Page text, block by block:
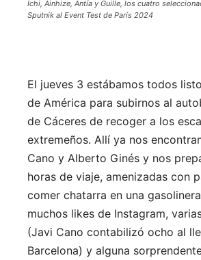
Ichi, Ainhize, Antía y Guille, los cuatro
Sputnik al Event Test de París 2024
El jueves 3 estábamos todos
de América para subirnos al
de Cáceres de recoger a los
extremeños. Allí ya nos
Cano y Alberto Ginés y nos
horas de viaje, amenizadas con
comer chatarra en una
muchos likes de Instagram,
(Javi Cano contabilizó ocho al
Barcelona) y alguna